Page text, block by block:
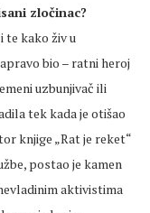
zločinac?
te kako živ u
bio – ratni heroj
uzbunjivač ili
tek kada je otišao
knjige „Rat je reket“
postao je kamen
aktivistima